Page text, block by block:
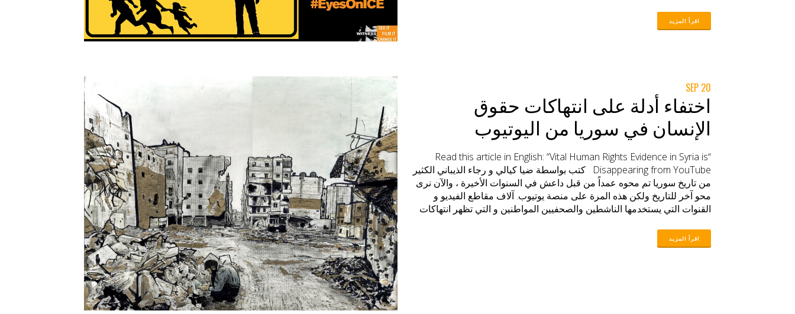
20 SEP
اختفاء أدلة على انتهاكات حقوق
الإنسان في سوريا من اليوتيوب
“Read this article in English: “Vital Human Rights Evidence in Syria is
Disappearing from YouTube كتب بواسطة ضيا كيالي و رجاء الذيباني الكثير
من تاريخ سوريا تم محوه عمداً من قبل داعش في السنوات الأخيرة ، والآن نرى
محو آخر للتاريخ ولكن هذه المرة على منصة يوتيوب. آلاف مقاطع الفيديو و
القنوات التي يستخدمها الناشطين والصحفيين المواطنين و التي تظهر انتهاكات
أعلنت جوجل عن استخدامها آلية ذكاء اصطناعي حيث انه يتم تعليم هذه الآلية
لتقوم بتحديد المحتوى المتطرف كجزء من استراتيجية عمل جديدة تتبعها